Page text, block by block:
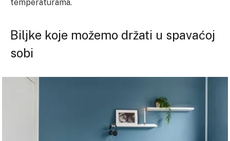
temperaturama.
Biljke koje možemo držati u spavaćoj
sobi